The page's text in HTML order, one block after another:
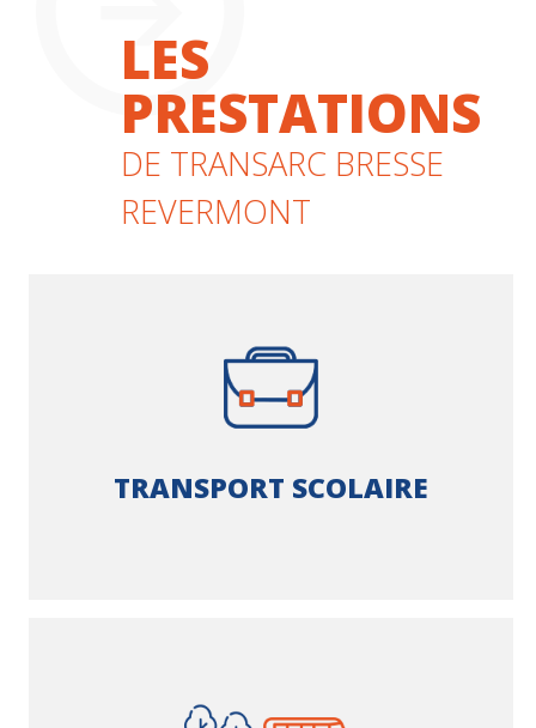
LES
PRESTATIONS
DE TRANSARC BRESSE
REVERMONT
TRANSPORT SCOLAIRE